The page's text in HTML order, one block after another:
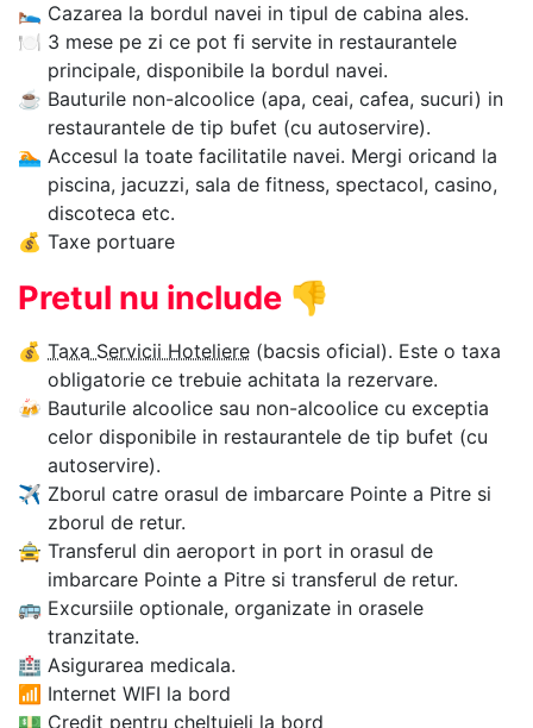
🛌 Cazarea la bordul navei in tipul de cabina ales.
🍽 3 mese pe zi ce pot fi servite in restaurantele
principale, disponibile la bordul navei.
☕ Bauturile non-alcoolice (apa, ceai, cafea, sucuri) in
restaurantele de tip bufet (cu autoservire).
🏊‍ Accesul la toate facilitatile navei. Mergi oricand la
piscina, jacuzzi, sala de fitness, spectacol, casino,
discoteca etc.
💰 Taxe portuare
Pretul nu include 👎
💰 Taxa Servicii Hoteliere (bacsis oficial). Este o taxa
obligatorie ce trebuie achitata la rezervare.
🍻 Bauturile alcoolice sau non-alcoolice cu exceptia
celor disponibile in restaurantele de tip bufet (cu
autoservire).
✈ Zborul catre orasul de imbarcare Pointe a Pitre si
zborul de retur.
🚖 Transferul din aeroport in port in orasul de
imbarcare Pointe a Pitre si transferul de retur.
🚌 Excursiile optionale, organizate in orasele
tranzitate.
🏥 Asigurarea medicala.
📶 Internet WIFI la bord
💵 Credit pentru cheltuieli la bord